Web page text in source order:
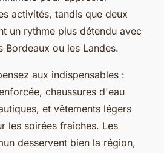
activités, tandis que deux
un rythme plus détendu avec
Bordeaux ou les Landes.
aux indispensables :
chaussures d'eau
et vêtements légers
les soirées fraîches. Les
desservent bien la région,